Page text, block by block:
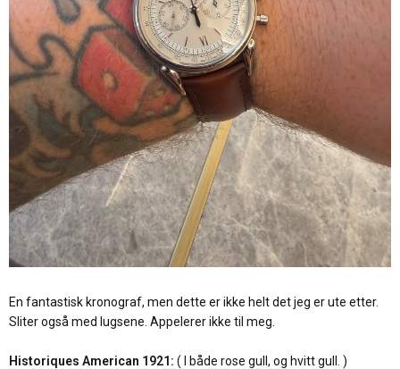
En fantastisk kronograf, men dette er ikke helt det jeg er ute etter.
Sliter også med lugsene. Appelerer ikke til meg.
Historiques American 1921: ( I både rose gull, og hvitt gull. )